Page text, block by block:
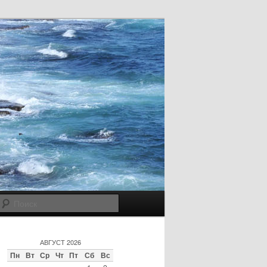
АВГУСТ 2026
Пн Вт Ср Чт Пт Сб Вс